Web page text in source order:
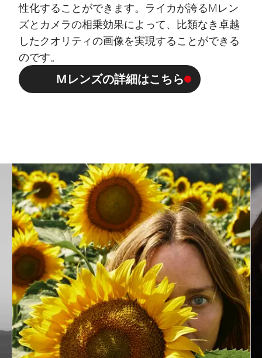
性化することができます。ライカが誇るMレン
ズとカメラの相乗効果によって、比類なき卓越
したクオリティの画像を実現することができる
のです。
Mレンズの詳細はこちら